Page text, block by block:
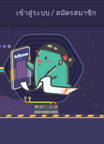
เข้าสู่ระบบ / สมัครสมาชิก